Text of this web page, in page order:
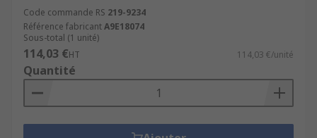
Code commande RS 219-9234
Référence fabricantA9E18074
Sous-total (1 unité)
114,03 €HT 114,03 €/unité
Quantité